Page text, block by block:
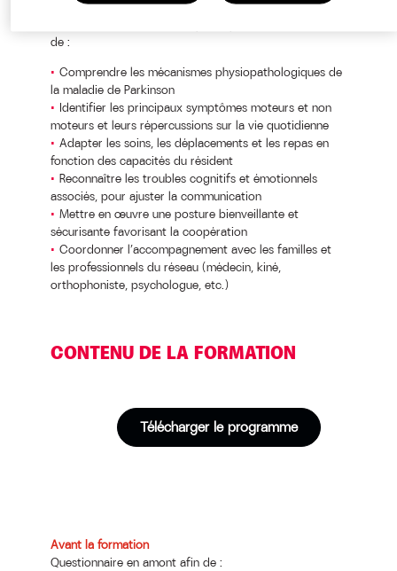
de :
Comprendre les mécanismes physiopathologiques de
la maladie de Parkinson
Identifier les principaux symptômes moteurs et non
moteurs et leurs répercussions sur la vie quotidienne
Adapter les soins, les déplacements et les repas en
fonction des capacités du résident
Reconnaître les troubles cognitifs et émotionnels
associés, pour ajuster la communication
Mettre en œuvre une posture bienveillante et
sécurisante favorisant la coopération
Coordonner l’accompagnement avec les familles et
les professionnels du réseau (médecin, kiné,
orthophoniste, psychologue, etc.)
CONTENU DE LA FORMATION
Télécharger le programme
Avant la formation
Questionnaire en amont afin de :